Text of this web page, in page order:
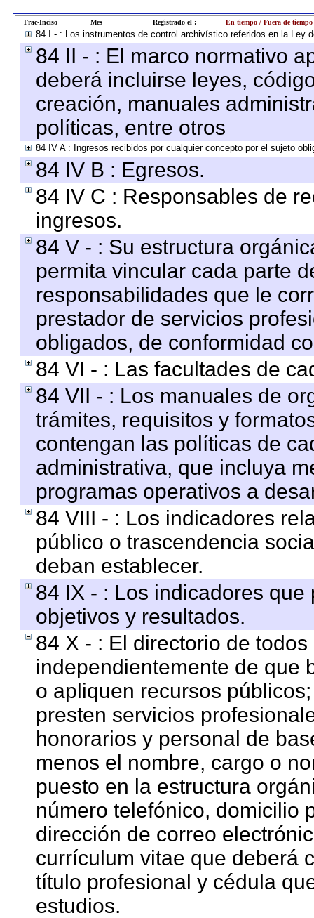
Frac-Inciso Mes Registrado el : En tiempo / Fuera de tiempo
84 I - : Los instrumentos de control archivístico referidos en la Ley
84 II - : El marco normativo
deberá incluirse leyes,
creación, manuales
políticas, entre otros
84 IV A : Ingresos recibidos por cualquier concepto por el sujeto
84 IV B : Egresos.
84 IV C : Responsables de
ingresos.
84 V - : Su estructura
permita vincular cada parte
responsabilidades que le
prestador de servicios
obligados, de conformidad
84 VI - : Las facultades de
84 VII - : Los manuales de
trámites, requisitos y
contengan las políticas de
administrativa, que incluya
programas operativos a
84 VIII - : Los indicadores
público o trascendencia
deban establecer.
84 IX - : Los indicadores
objetivos y resultados.
84 X - : El directorio de
independientemente de que
o apliquen recursos
presten servicios
honorarios y personal de
menos el nombre, cargo o
puesto en la estructura
número telefónico, domicilio
dirección de correo
currículum vitae que deberá
título profesional y cédula
estudios.